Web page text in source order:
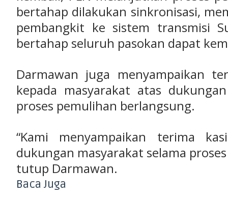
bertahap dilakukan sinkronisasi,
pembangkit ke sistem transmisi
bertahap seluruh pasokan dapat
Darmawan juga menyampaikan
kepada masyarakat atas
proses pemulihan berlangsung.
“Kami menyampaikan terima
dukungan masyarakat selama
tutup Darmawan.
Baca Juga